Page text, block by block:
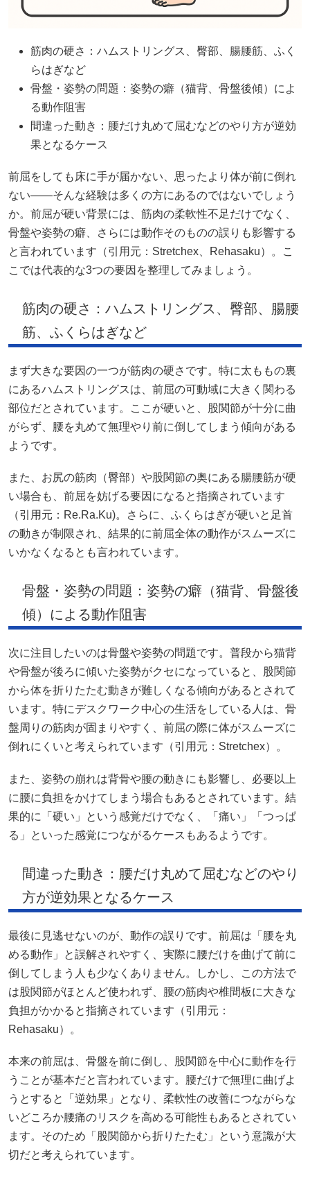
筋肉の硬さ：ハムストリングス、臀部、腸腰筋、ふく
らはぎなど
骨盤・姿勢の問題：姿勢の癖（猫背、骨盤後傾）によ
る動作阻害
間違った動き：腰だけ丸めて屈むなどのやり方が逆効
果となるケース
前屈をしても床に手が届かない、思ったより体が前に倒れ
ない――そんな経験は多くの方にあるのではないでしょう
か。前屈が硬い背景には、筋肉の柔軟性不足だけでなく、
骨盤や姿勢の癖、さらには動作そのものの誤りも影響する
と言われています（引用元： Stretchex 、Rehasaku）。こ
こでは代表的な3つの要因を整理してみましょう。
筋肉の硬さ：ハムストリングス、臀部、腸腰
筋、ふくらはぎなど
まず大きな要因の一つが筋肉の硬さです。特に太ももの裏
にあるハムストリングスは、前屈の可動域に大きく関わる
部位だとされています。ここが硬いと、股関節が十分に曲
がらず、腰を丸めて無理やり前に倒してしまう傾向がある
ようです。
また、お尻の筋肉（臀部）や股関節の奥にある腸腰筋が硬
い場合も、前屈を妨げる要因になると指摘されています
（引用元： Re.Ra.Ku)。さらに、ふくらはぎが硬いと足首
の動きが制限され、結果的に前屈全体の動作がスムーズに
いかなくなるとも言われています。
骨盤・姿勢の問題：姿勢の癖（猫背、骨盤後
傾）による動作阻害
次に注目したいのは骨盤や姿勢の問題です。普段から猫背
や骨盤が後ろに傾いた姿勢がクセになっていると、股関節
から体を折りたたむ動きが難しくなる傾向があるとされて
います。特にデスクワーク中心の生活をしている人は、骨
盤周りの筋肉が固まりやすく、前屈の際に体がスムーズに
倒れにくいと考えられています（引用元： Stretchex）。
また、姿勢の崩れは背骨や腰の動きにも影響し、必要以上
に腰に負担をかけてしまう場合もあるとされています。結
果的に「硬い」という感覚だけでなく、「痛い」「つっぱ
る」といった感覚につながるケースもあるようです。
間違った動き：腰だけ丸めて屈むなどのやり
方が逆効果となるケース
最後に見逃せないのが、動作の誤りです。前屈は「腰を丸
める動作」と誤解されやすく、実際に腰だけを曲げて前に
倒してしまう人も少なくありません。しかし、この方法で
は股関節がほとんど使われず、腰の筋肉や椎間板に大きな
負担がかかると指摘されています（引用元：
Rehasaku）。
本来の前屈は、骨盤を前に倒し、股関節を中心に動作を行
うことが基本だと言われています。腰だけで無理に曲げよ
うとすると「逆効果」となり、柔軟性の改善につながらな
いどころか腰痛のリスクを高める可能性もあるとされてい
ます。そのため「股関節から折りたたむ」という意識が大
切だと考えられています。